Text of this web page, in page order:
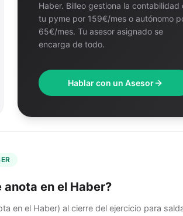
Haber. Billeo gestiona la contabilidad
tu pyme por 159€/mes o autónomo
65€/mes. Tu asesor asignado se
encarga de todo.
Hablar con un Asesor
anota en el Haber?
en el Haber) al cierre del ejercicio para